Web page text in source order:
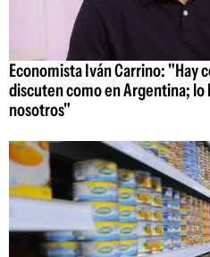
Economista Iván Carrino: "Hay
discuten como en Argentina;
nosotros"